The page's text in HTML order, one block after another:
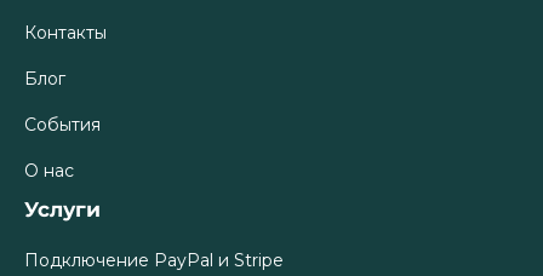
Контакты
Блог
События
О нас
Услуги
Подключение PayPal и Stripe